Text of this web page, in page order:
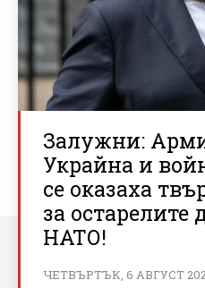
Залужни:
Украйна и
се оказаха
за остарелите
НАТО!
ЧЕТВЪРТЪК, 6 АВГУСТ